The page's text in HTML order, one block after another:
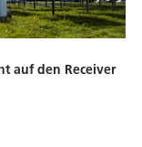
auf den Receiver